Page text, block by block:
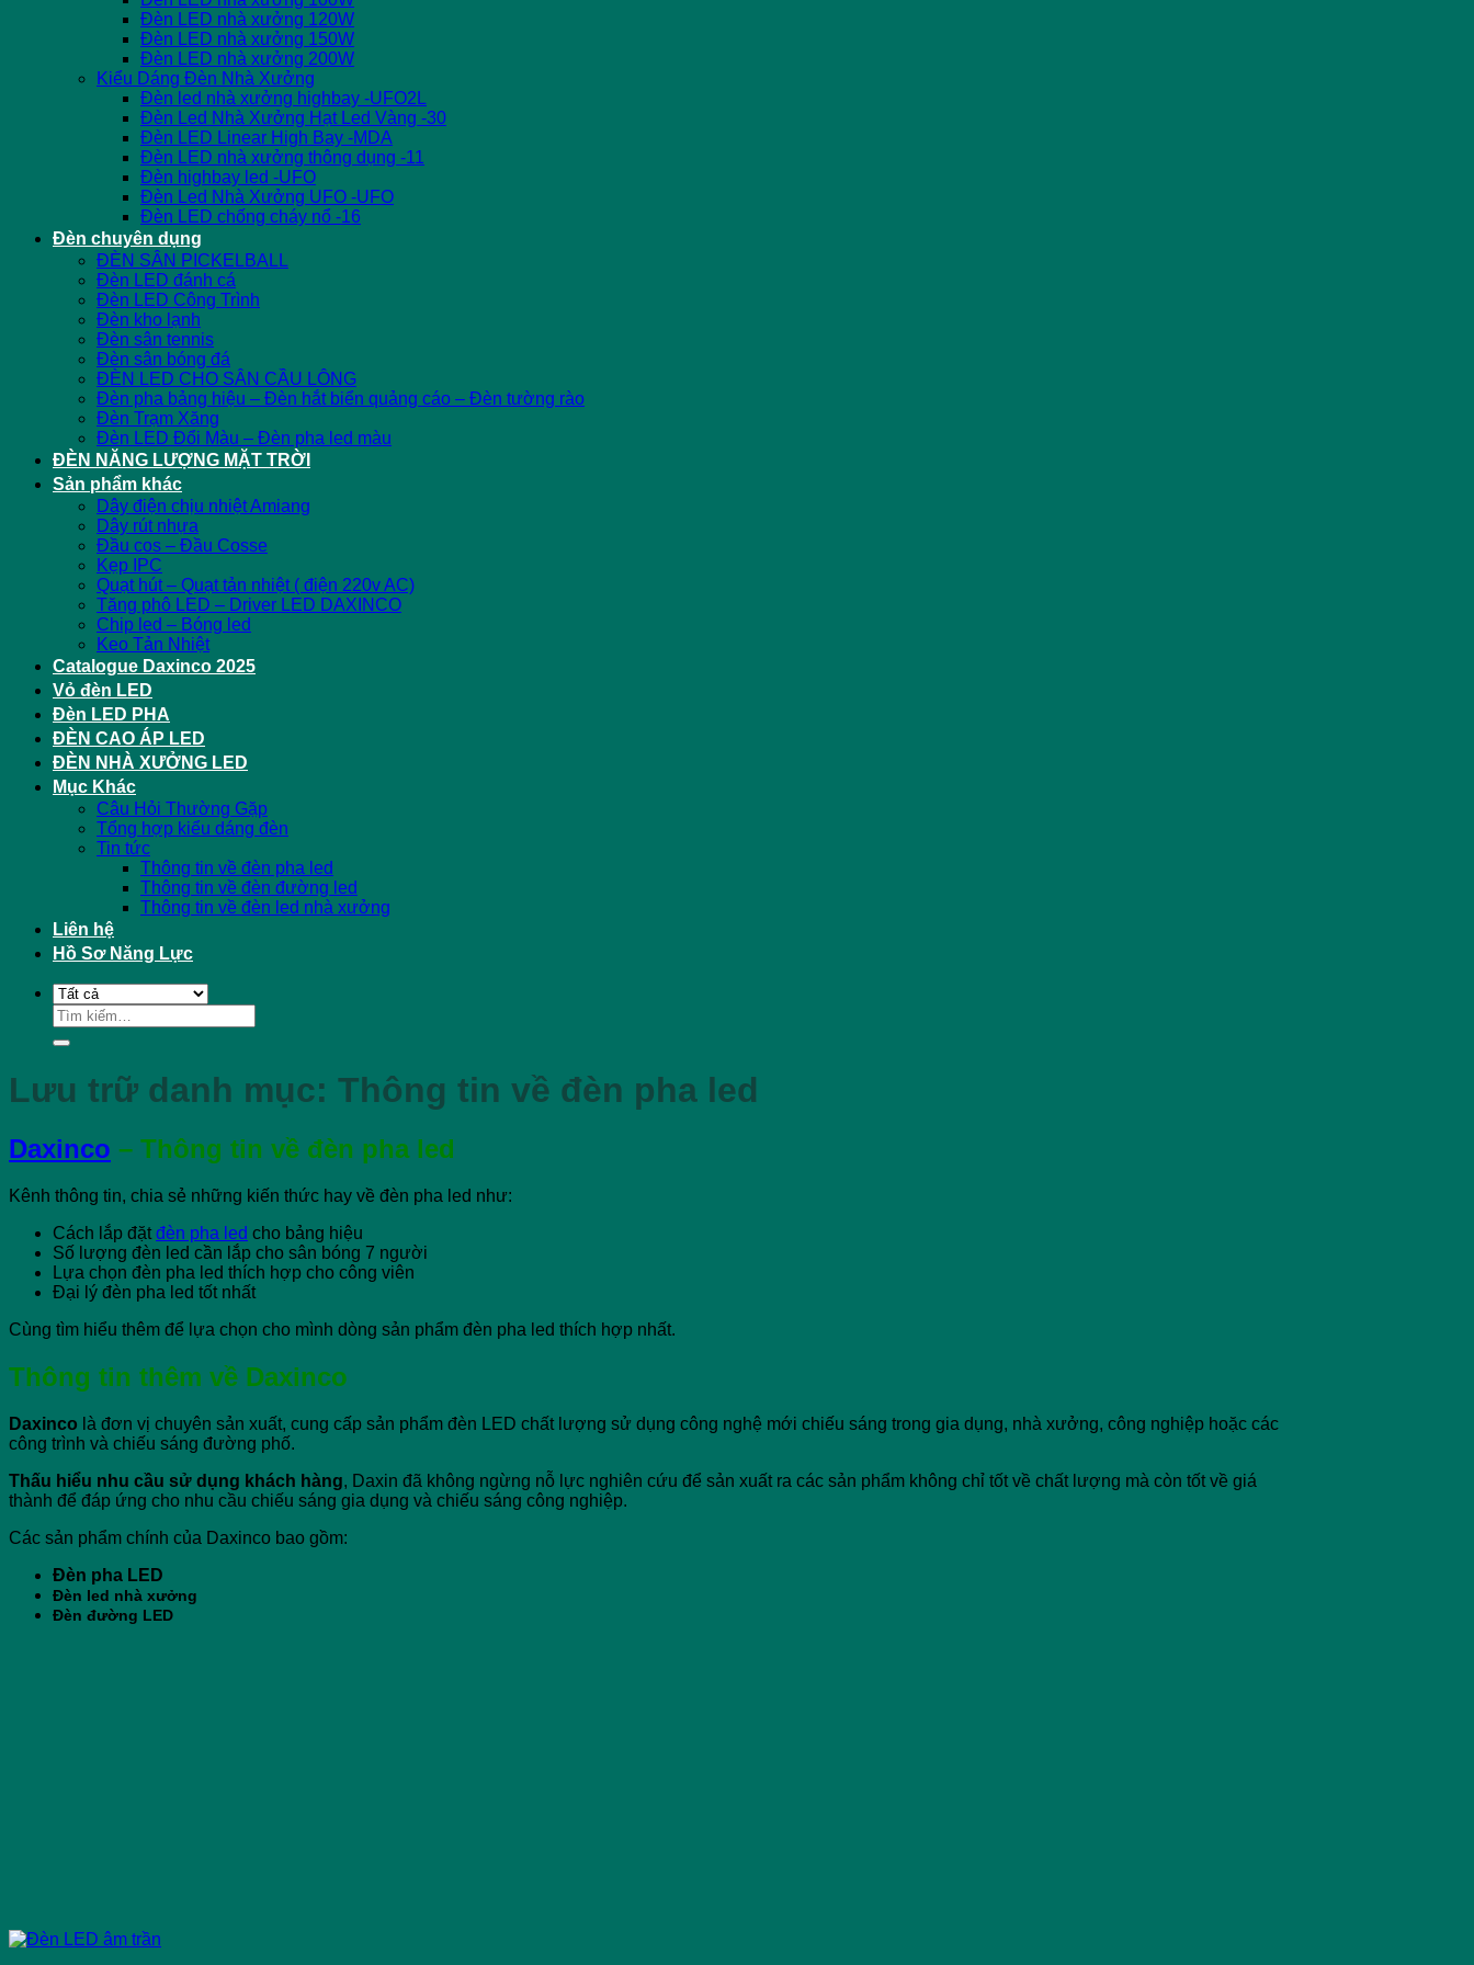
Đèn LED nhà xưởng 120W
Đèn LED nhà xưởng 150W
Đèn LED nhà xưởng 200W
Kiểu Dáng Đèn Nhà Xưởng
Đèn led nhà xưởng highbay -UFO2L
Đèn Led Nhà Xưởng Hạt Led Vàng -30
Đèn LED Linear High Bay -MDA
Đèn LED nhà xưởng thông dụng -11
Đèn highbay led -UFO
Đèn Led Nhà Xưởng UFO -UFO
Đèn LED chống cháy nổ -16
Đèn chuyên dụng
ĐÈN SÂN PICKELBALL
Đèn LED đánh cá
Đèn LED Công Trình
Đèn kho lạnh
Đèn sân tennis
Đèn sân bóng đá
ĐÈN LED CHO SÂN CẦU LÔNG
Đèn pha bảng hiệu – Đèn hắt biển quảng cáo – Đèn tường rào
Đèn Trạm Xăng
Đèn LED Đổi Màu – Đèn pha led màu
ĐÈN NĂNG LƯỢNG MẶT TRỜI
Sản phẩm khác
Dây điện chịu nhiệt Amiang
Dây rút nhựa
Đầu cos – Đầu Cosse
Kẹp IPC
Quạt hút – Quạt tản nhiệt ( điện 220v AC)
Tăng phô LED – Driver LED DAXINCO
Chip led – Bóng led
Keo Tản Nhiệt
Catalogue Daxinco 2025
Vỏ đèn LED
Đèn LED PHA
ĐÈN CAO ÁP LED
ĐÈN NHÀ XƯỞNG LED
Mục Khác
Câu Hỏi Thường Gặp
Tổng hợp kiểu dáng đèn
Tin tức
Thông tin về đèn pha led
Thông tin về đèn đường led
Thông tin về đèn led nhà xưởng
Liên hệ
Hồ Sơ Năng Lực
Tìm
kiếm:
Lưu trữ danh mục: Thông tin về đèn pha led
Daxinco – Thông tin về đèn pha led
Kênh thông tin, chia sẻ những kiến thức hay về đèn pha led như:
Cách lắp đặt đèn pha led cho bảng hiệu
Số lượng đèn led cần lắp cho sân bóng 7 người
Lựa chọn đèn pha led thích hợp cho công viên
Đại lý đèn pha led tốt nhất
Cùng tìm hiểu thêm để lựa chọn cho mình dòng sản phẩm đèn pha led thích hợp nhất.
Thông tin thêm về Daxinco
Daxinco là đơn vị chuyên sản xuất, cung cấp sản phẩm đèn LED chất lượng sử dụng công nghệ mới chiếu sáng trong gia dụng, nhà xưởng, công nghiệp hoặc các
công trình và chiếu sáng đường phố.
Thấu hiểu nhu cầu sử dụng khách hàng, Daxin đã không ngừng nỗ lực nghiên cứu để sản xuất ra các sản phẩm không chỉ tốt về chất lượng mà còn tốt về giá
thành để đáp ứng cho nhu cầu chiếu sáng gia dụng và chiếu sáng công nghiệp.
Các sản phẩm chính của Daxinco bao gồm:
Đèn pha LED
Đèn led nhà xưởng
Đèn đường LED